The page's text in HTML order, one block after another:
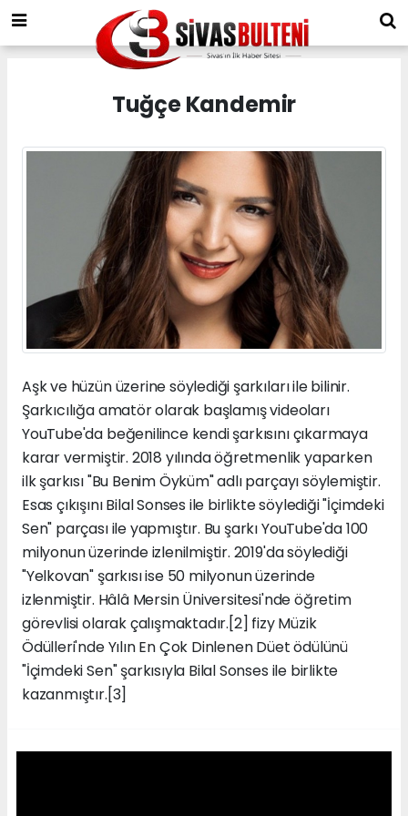
Tuğçe Kandemir
Aşk ve hüzün üzerine söylediği şarkıları ile bilinir.
Şarkıcılığa amatör olarak başlamış videoları
YouTube'da beğenilince kendi şarkısını çıkarmaya
karar vermiştir. 2018 yılında öğretmenlik yaparken
ilk şarkısı "Bu Benim Öyküm" adlı parçayı söylemiştir.
Esas çıkışını Bilal Sonses ile birlikte söylediği "İçimdeki
Sen" parçası ile yapmıştır. Bu şarkı YouTube'da 100
milyonun üzerinde izlenilmiştir. 2019'da söylediği
"Yelkovan" şarkısı ise 50 milyonun üzerinde
izlenmiştir. Hâlâ Mersin Üniversitesi'nde öğretim
görevlisi olarak çalışmaktadır.[2] fizy Müzik
Ödülleri'nde Yılın En Çok Dinlenen Düet ödülünü
"İçimdeki Sen" şarkısıyla Bilal Sonses ile birlikte
kazanmıştır.[3]